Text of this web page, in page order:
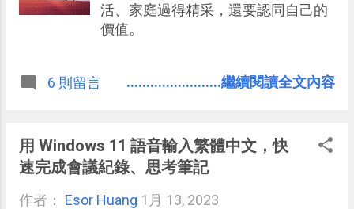
活、家庭過得精采，還要認同自己的
價值。
6 則留言 ........................繼續閱讀全文內容
用 Windows 11 語音輸入繁體中文，快
速完成會議紀錄、思考筆記
作者： Esor Huang 1月 13, 2023